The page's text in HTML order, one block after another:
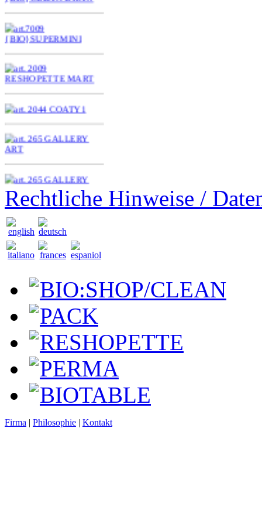
Rechtliche Hinweise /
BIO:SHOP/CLEAN
PACK
RESHOPETTE
PERMA
BIOTABLE
Firma | Philosophie | Kontakt